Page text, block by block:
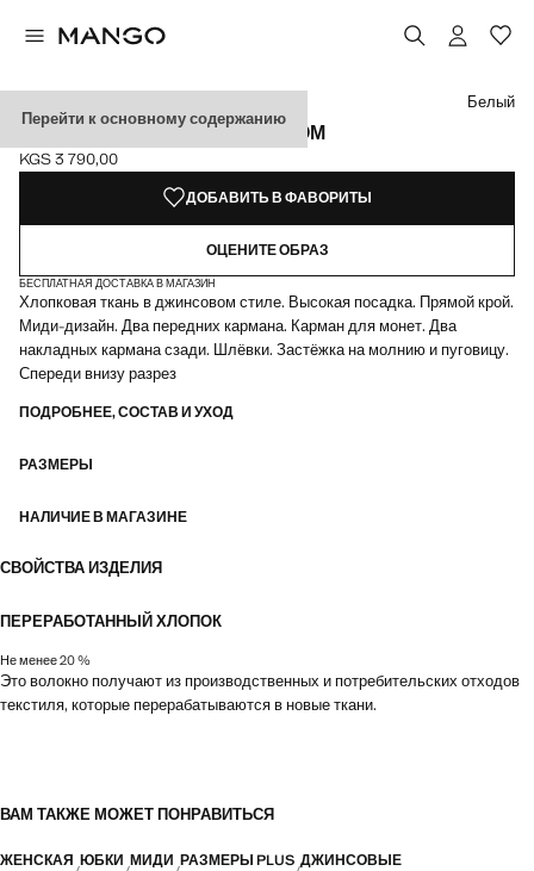
Перейти к основному содержанию
ЮБКА ИЗ ДЕНИМА С РАЗРЕЗОМ
Текущая цена [KGS 3 790,00 ]
KGS 3 790,00
Выберите цвет
Выбранный цвет: Белый
Цвет Черный деним
Цвет Светло-синий
Белый
ДОБАВИТЬ В ФАВОРИТЫ
ОЦЕНИТЕ ОБРАЗ
БЕСПЛАТНАЯ ДОСТАВКА В МАГАЗИН
Хлопковая ткань в джинсовом стиле. Высокая посадка. Прямой крой.
Миди-дизайн. Два передних кармана. Карман для монет. Два
накладных кармана сзади. Шлёвки. Застёжка на молнию и пуговицу.
Спереди внизу разрез
ПОДРОБНЕЕ, СОСТАВ И УХОД
РАЗМЕРЫ
НАЛИЧИЕ В МАГАЗИНЕ
СВОЙСТВА ИЗДЕЛИЯ
ПЕРЕРАБОТАННЫЙ ХЛОПОК
Не менее 20 %
Это волокно получают из производственных и потребительских отходов
текстиля, которые перерабатываются в новые ткани.
ВАМ ТАКЖЕ МОЖЕТ ПОНРАВИТЬСЯ
ЖЕНСКАЯ ЮБКИ МИДИ РАЗМЕРЫ PLUS ДЖИНСОВЫЕ